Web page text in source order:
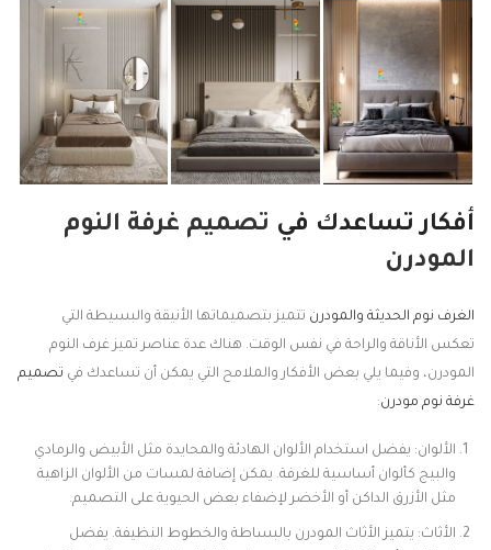
أفكار تساعدك في تصميم غرفة النوم
المودرن
الغرف نوم الحديثة والمودرن تتميز بتصميماتها الأنيقة والبسيطة التي
تعكس الأناقة والراحة في نفس الوقت. هناك عدة عناصر تميز غرف النوم
المودرن، وفيما يلي بعض الأفكار والملامح التي يمكن أن تساعدك في تصميم
غرفة نوم مودرن:
الألوان: يفضل استخدام الألوان الهادئة والمحايدة مثل الأبيض والرمادي
والبيج كألوان أساسية للغرفة. يمكن إضافة لمسات من الألوان الزاهية
مثل الأزرق الداكن أو الأخضر لإضفاء بعض الحيوية على التصميم.
الأثاث: يتميز الأثاث المودرن بالبساطة والخطوط النظيفة. يفضل